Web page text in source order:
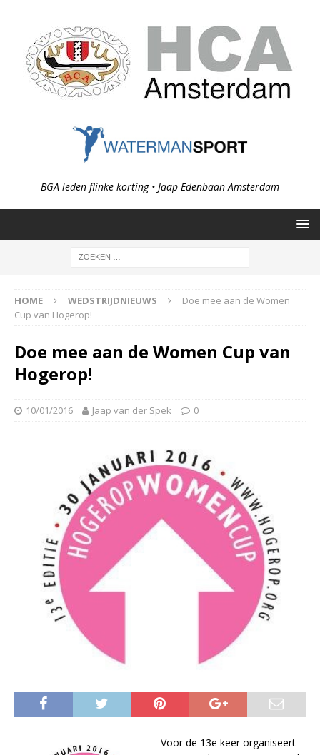
BGA leden flinke korting • Jaap Edenbaan Amsterdam
HOME WEDSTRIJDNIEUWS
Doe mee aan de Women
Cup van Hogerop!
Doe mee aan de Women Cup van
Hogerop!
10/01/2016 Jaap van der Spek 0
Voor de 13e keer organiseert